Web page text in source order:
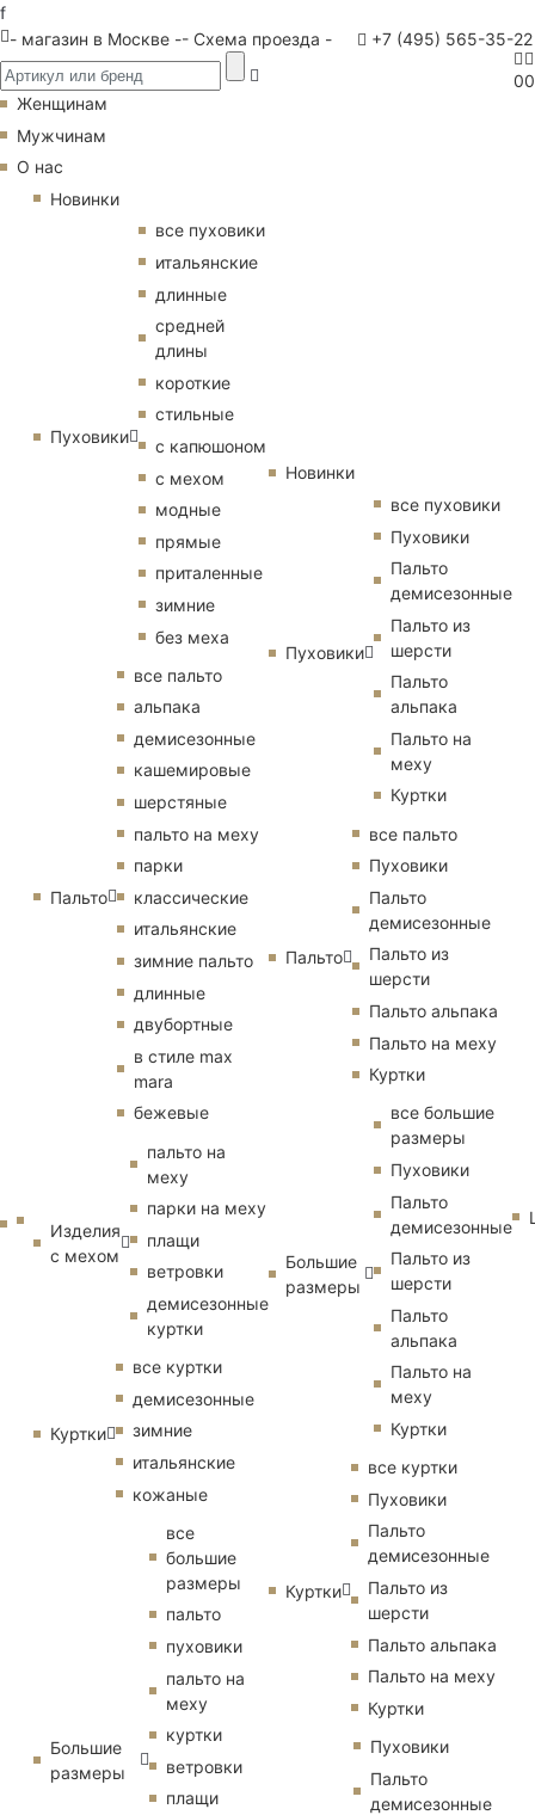
f
- магазин в Москве -- Схема проезда - +7 (495) 565-35-22
00
Женщинам
Мужчинам
О нас
Новинки
Пуховики
все пуховики
итальянские
длинные
средней
длины
короткие
стильные
с капюшоном
с мехом
модные
прямые
приталенные
зимние
без меха
Пальто
все пальто
альпака
демисезонные
кашемировые
шерстяные
пальто на меху
парки
классические
итальянские
зимние пальто
длинные
двубортные
в стиле max
mara
бежевые
Изделия
с мехом
пальто на
меху
парки на меху
плащи
ветровки
демисезонные
куртки
Куртки
все куртки
демисезонные
зимние
итальянские
кожаные
Большие
размеры
все
большие
размеры
пальто
пуховики
пальто на
меху
куртки
ветровки
плащи
Новинки
Пуховики
все пуховики
Пуховики
Пальто
демисезонные
Пальто из
шерсти
Пальто
альпака
Пальто на
меху
Куртки
Пальто
все пальто
Пуховики
Пальто
демисезонные
Пальто из
шерсти
Пальто альпака
Пальто на меху
Куртки
Большие
размеры
все большие
размеры
Пуховики
Пальто
демисезонные
Пальто из
шерсти
Пальто
альпака
Пальто на
меху
Куртки
Куртки
все куртки
Пуховики
Пальто
демисезонные
Пальто из
шерсти
Пальто альпака
Пальто на меху
Куртки
Пуховики
Пальто
демисезонные